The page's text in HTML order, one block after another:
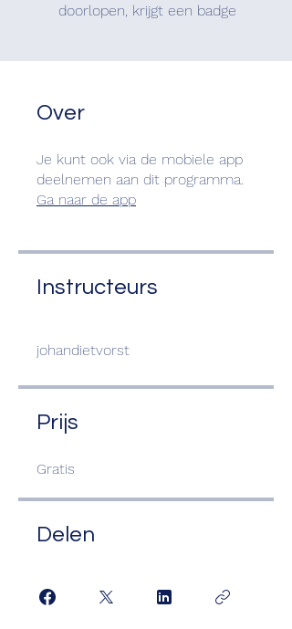
doorlopen, krijgt een badge
Over
Je kunt ook via de mobiele app
deelnemen aan dit programma.
Ga naar de app
Instructeurs
johandietvorst
Prijs
Gratis
Delen